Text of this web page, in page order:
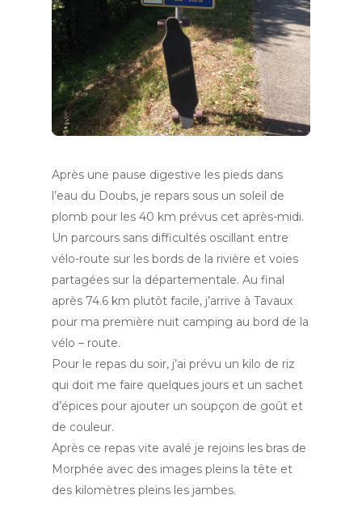
Après une pause digestive les pieds dans
l’eau du Doubs, je repars sous un soleil de
plomb pour les 40 km prévus cet après-midi.
Un parcours sans difficultés oscillant entre
vélo-route sur les bords de la rivière et voies
partagées sur la départementale. Au final
après 74.6 km plutôt facile, j’arrive à Tavaux
pour ma première nuit camping au bord de la
vélo – route.
Pour le repas du soir, j’ai prévu un kilo de riz
qui doit me faire quelques jours et un sachet
d’épices pour ajouter un soupçon de goût et
de couleur.
Après ce repas vite avalé je rejoins les bras de
Morphée avec des images pleins la tête et
des kilomètres pleins les jambes.